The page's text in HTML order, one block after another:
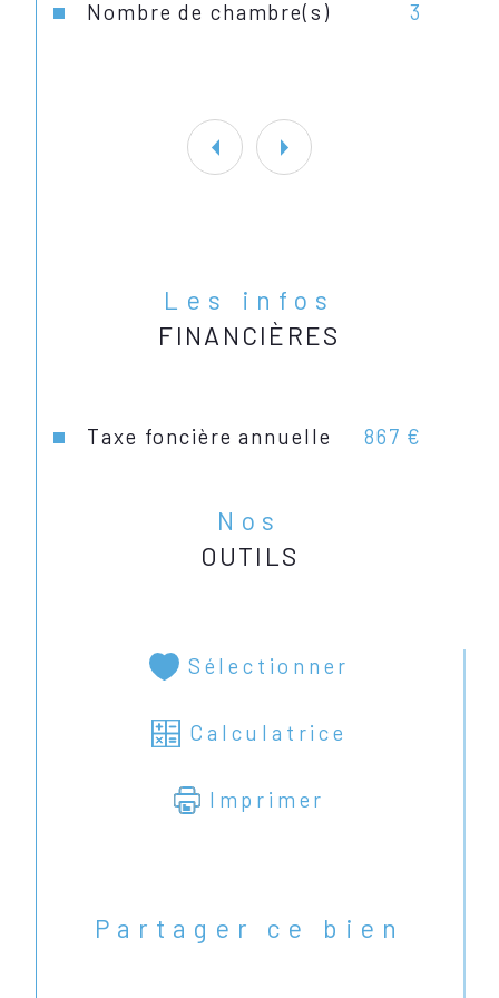
Nombre de chambre(s) 3
Plus de photos sur le site internet.
Les infos
FINANCIÈRES
Taxe foncière annuelle 867 €
Nos
OUTILS
Sélectionner
Calculatrice
Imprimer
Partager ce bien